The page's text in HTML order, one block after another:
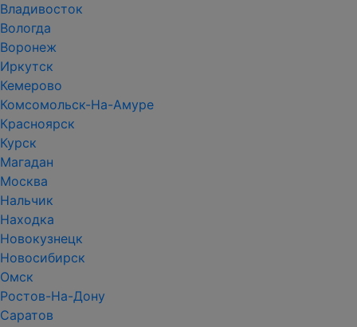
Владивосток
Вологда
Воронеж
Иркутск
Кемерово
Комсомольск-На-Амуре
Красноярск
Курск
Магадан
Москва
Нальчик
Находка
Новокузнецк
Новосибирск
Омск
Ростов-На-Дону
Саратов